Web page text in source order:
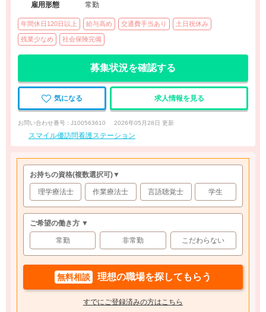
雇用形態
常勤
年間休日120日以上 給与高め 交通費手当あり 土日祝休み
残業少なめ 社会保険完備
募集状況を確認する
気になる 求人情報を見る
お問い合わせ番号 : J100563610 2026年05月28日 更新
スマイル優訪問看護ステーション
お持ちの資格(複数選択可)▼
理学療法士 作業療法士 言語聴覚士 学生
ご希望の働き方 ▼
常勤 非常勤 こだわらない
無料相談 理想の職場を探してもらう
すでにご登録済みの方はこちら